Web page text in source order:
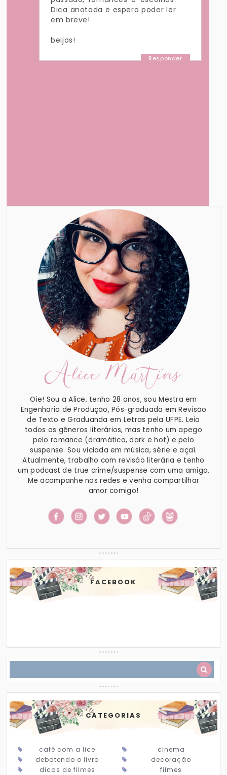
Dica anotada e espero poder ler
em breve!
beijos!
Responder
Alice Martins
Oie! Sou a Alice, tenho 28 anos, sou Mestra em
Engenharia de Produção, Pós-graduada em Revisão
de Texto e Graduanda em Letras pela UFPE. Leio
todos os gêneros literários, mas tenho um apego
pelo romance (dramático, dark e hot) e pelo
suspense. Sou viciada em música, série e açaí.
Atualmente, trabalho com revisão literária e tenho
um podcast de true crime/suspense com uma amiga.
Me acompanhe nas redes e venha compartilhar
amor comigo!
FACEBOOK
CATEGORIAS
café com a lice
cinema
debatendo o livro
decoração
dicas de filmes
filmes